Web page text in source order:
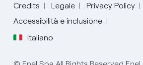
Credits Legale Privacy Policy
Accessibilità e inclusione
Italiano
Seleziona la tua lingua
Inglese